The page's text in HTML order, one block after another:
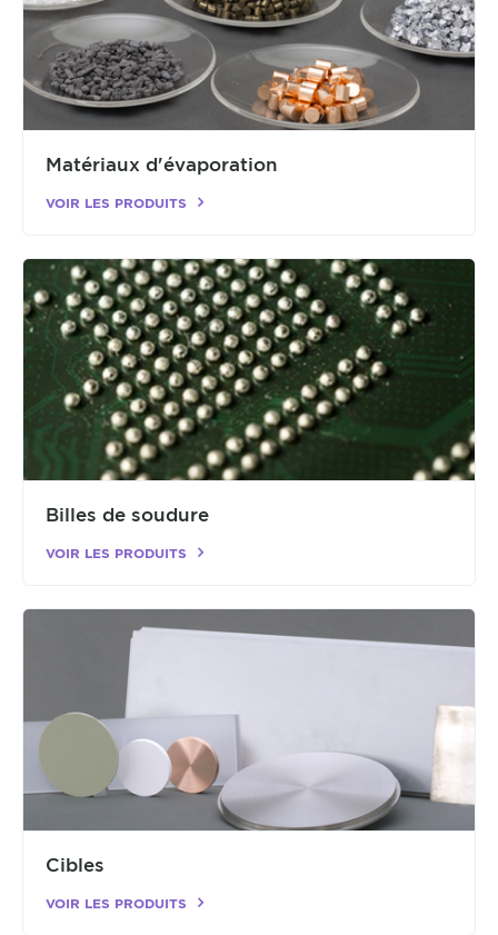
Matériaux d'évaporation
VOIR LES PRODUITS
Billes de soudure
VOIR LES PRODUITS
Cibles
VOIR LES PRODUITS